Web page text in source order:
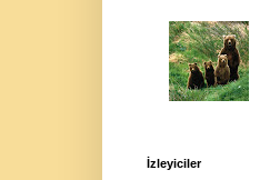
İzleyiciler